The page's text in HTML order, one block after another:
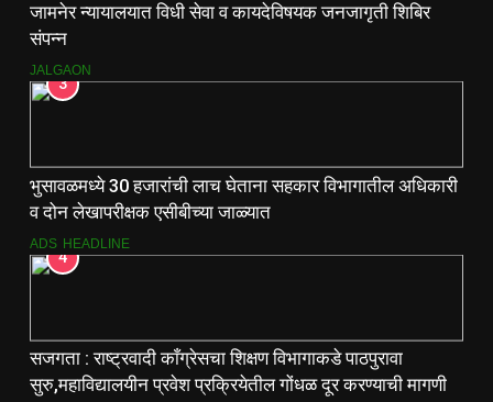
जामनेर न्यायालयात विधी सेवा व कायदेविषयक जनजागृती शिबिर
संपन्न
JALGAON
3
भुसावळमध्ये 30 हजारांची लाच घेताना सहकार विभागातील अधिकारी
व दोन लेखापरीक्षक एसीबीच्या जाळ्यात
ADS HEADLINE
4
सजगता : राष्ट्रवादी काँग्रेसचा शिक्षण विभागाकडे पाठपुरावा
सुरु,महाविद्यालयीन प्रवेश प्रक्रियेतील गोंधळ दूर करण्याची मागणी